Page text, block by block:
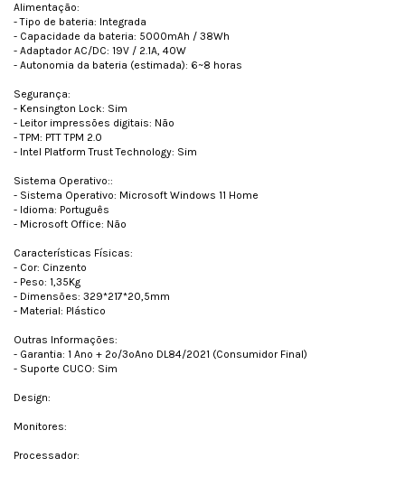
Alimentação:
- Tipo de bateria: Integrada
- Capacidade da bateria: 5000mAh / 38Wh
- Adaptador AC/DC: 19V / 2.1A, 40W
- Autonomia da bateria (estimada): 6~8 horas
Segurança:
- Kensington Lock: Sim
- Leitor impressões digitais: Não
- TPM: PTT TPM 2.0
- Intel Platform Trust Technology: Sim
Sistema Operativo::
- Sistema Operativo: Microsoft Windows 11 Home
- Idioma: Português
- Microsoft Office: Não
Características Físicas:
- Cor: Cinzento
- Peso: 1,35Kg
- Dimensões: 329*217*20,5mm
- Material: Plástico
Outras Informações:
- Garantia: 1 Ano + 2º/3ºAno DL84/2021 (Consumidor Final)
- Suporte CUCO: Sim
Design:
Monitores:
Processador: